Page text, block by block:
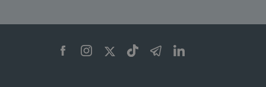
per il dominio corrente.